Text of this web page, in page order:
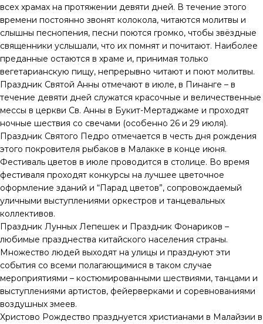
всех храмах на протяжении девяти дней. В течение этого
времени постоянно звонят колокола, читаются молитвы и
слышны песнопения, песни поются громко, чтобы звёздные
священники услышали, что их помнят и почитают. Наиболее
преданные остаются в храме и, принимая только
вегетарианскую пищу, непрерывно читают и поют молитвы.
Праздник Святой Анны отмечают в июле, в Пинанге – в
течение девяти дней служатся красочные и величественные
мессы в церкви Св. Анны в Букит-Мертаджаме и проходят
ночные шествия со свечами (особенно 26 и 29 июля).
Праздник Святого Педро отмечается в честь дня рождения
этого покровителя рыбаков в Малакке в конце июня.
Фестиваль цветов в июле проводится в столице. Во время
фестиваля проходят конкурсы на лучшее цветочное
оформление зданий и “Парад цветов”, сопровождаемый
уличными выступлениями оркестров и танцевальных
коллективов.
Праздник Лунных Лепешек и Праздник Фонариков –
любимые празднества китайского населения страны.
Множество людей выходят на улицы и празднуют эти
события со всеми полагающимися в таком случае
мероприятиями – костюмированными шествиями, танцами и
выступлениями артистов, фейерверками и соревнованиями
воздушных змеев.
Христово Рождество празднуется христианами в Малайзии в